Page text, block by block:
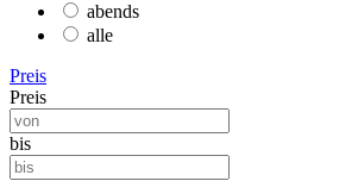
abends
alle
Preis
Preis
bis